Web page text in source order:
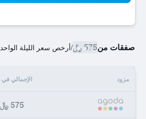
صفقات من575 ﷼ /أرخص سعر الليلة
مزود الإجمالي في
575 ﷼